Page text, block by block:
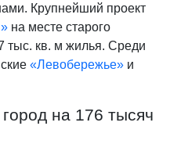
Крупнейший проект
на месте старого
тыс. кв. м жилья. Среди
«Левобережье» и
на 176 тысяч